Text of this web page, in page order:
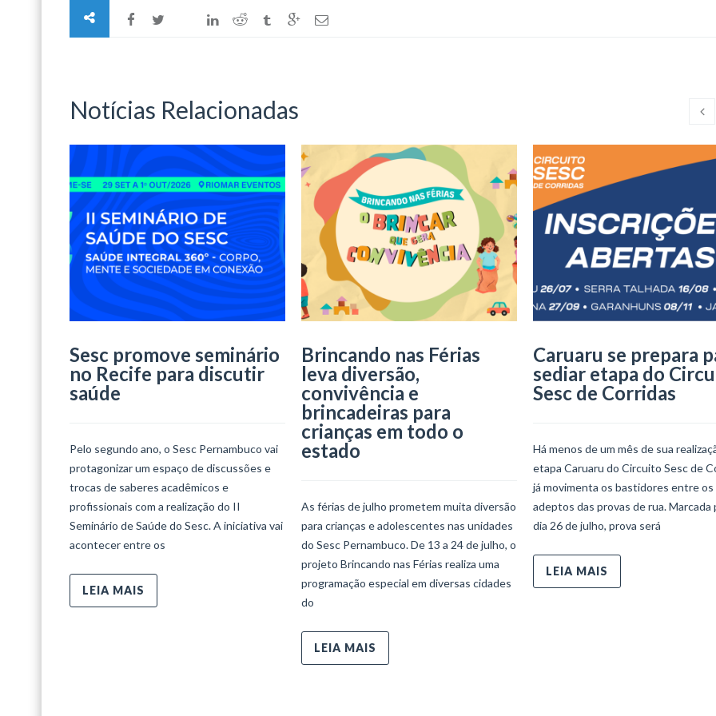
Notícias Relacionadas
Sesc promove seminário
no Recife para discutir
saúde
Pelo segundo ano, o Sesc Pernambuco vai
protagonizar um espaço de discussões e
trocas de saberes acadêmicos e
profissionais com a realização do II
Seminário de Saúde do Sesc. A iniciativa vai
acontecer entre os
LEIA MAIS
Brincando nas Férias
leva diversão,
convivência e
brincadeiras para
crianças em todo o
estado
As férias de julho prometem muita diversão
para crianças e adolescentes nas unidades
do Sesc Pernambuco. De 13 a 24 de julho, o
projeto Brincando nas Férias realiza uma
programação especial em diversas cidades
do
LEIA MAIS
Caruaru se prepara
sediar etapa do
Sesc de Corridas
Há menos de um mês de sua
etapa Caruaru do Circuito Sesc de
já movimenta os bastidores entre os
adeptos das provas de rua. Marcada
dia 26 de julho, prova será
LEIA MAIS